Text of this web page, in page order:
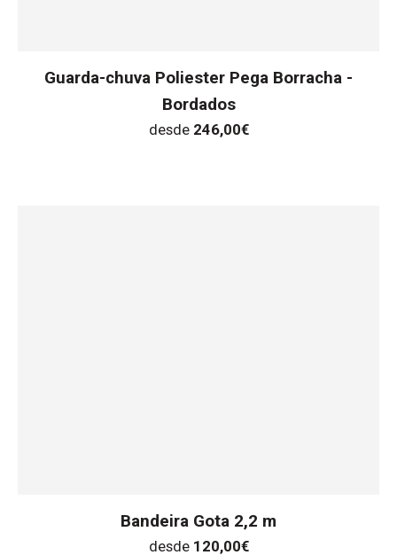
Guarda-chuva Poliester Pega Borracha -
Bordados
desde 246,00€
Bandeira Gota 2,2 m
desde 120,00€